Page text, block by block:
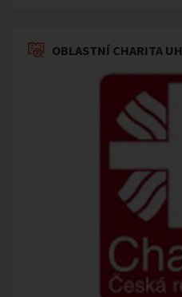
OBLASTNÍ CHARITA UH